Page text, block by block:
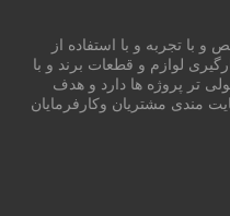
با تجربه و با استفاده از
لوازم و قطعات برند و با
تر پروژه ها دارد و هدف
مندی مشتریان وکارفرمایان